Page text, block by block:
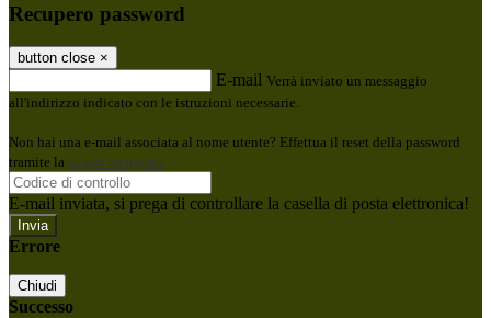
Recupero password
button close ×
E-mail Verrà inviato un messaggio
all'indirizzo indicato con le istruzioni necessarie.
Non hai una e-mail associata al nome utente? Effettua il reset della password
tramite la Login Spaggiari
E-mail inviata, si prega di controllare la casella di posta elettronica!
Errore
Chiudi
Successo